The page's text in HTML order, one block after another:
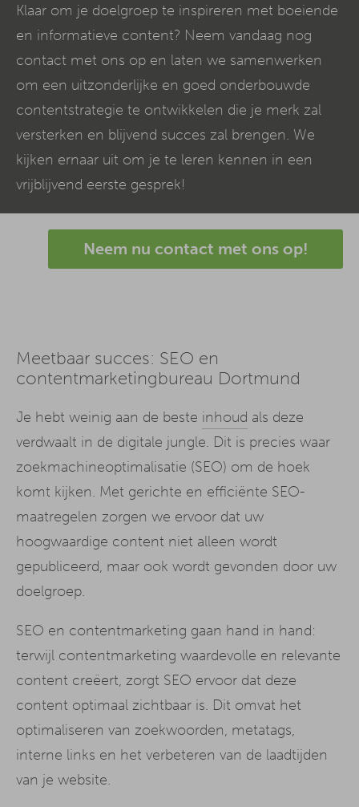
Klaar om je doelgroep te inspireren met boeiende
en informatieve content? Neem vandaag nog
contact met ons op en laten we samenwerken
om een uitzonderlijke en goed onderbouwde
contentstrategie te ontwikkelen die je merk zal
versterken en blijvend succes zal brengen. We
kijken ernaar uit om je te leren kennen in een
vrijblijvend eerste gesprek!
Neem nu contact met ons op!
Meetbaar succes: SEO en
contentmarketingbureau Dortmund
Je hebt weinig aan de beste inhoud als deze
verdwaalt in de digitale jungle. Dit is precies waar
zoekmachineoptimalisatie (SEO) om de hoek
komt kijken. Met gerichte en efficiënte SEO-
maatregelen zorgen we ervoor dat uw
hoogwaardige content niet alleen wordt
gepubliceerd, maar ook wordt gevonden door uw
doelgroep.
SEO en contentmarketing gaan hand in hand:
terwijl contentmarketing waardevolle en relevante
content creëert, zorgt SEO ervoor dat deze
content optimaal zichtbaar is. Dit omvat het
optimaliseren van zoekwoorden, metatags,
interne links en het verbeteren van de laadtijden
van je website.